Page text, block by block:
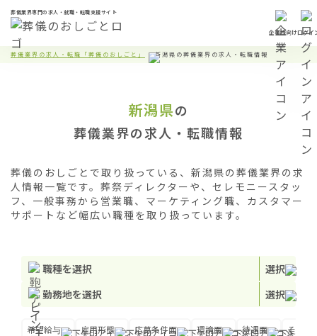
葬儀業界専門の求人・就職・転職支援サイト
企業様向けログイ
葬儀業界の求人・転職「葬儀のおしごと」 新潟県の葬儀業界の求人・転職情報
新潟県の
葬儀業界の求人・転職情報
葬儀のおしごとで取り扱っている、新潟県の葬儀業界の求
人情報一覧です。葬祭ディレクターや、セレモニースタッ
フ、一般事務から営業職、マーケティング職、カスタマー
サポートなど幅広い職種を取り扱っています。
職種を選択
選択
勤務地を選択
選択
希望給与 雇用形態 応募条件面 環境面 待遇面 その他